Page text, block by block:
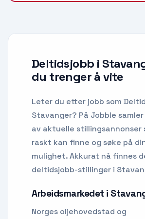
Deltidsjobb i
du trenger å vite
Leter du etter jobb som
Stavanger? På Jobble
av aktuelle stillingsannonser
raskt kan finne og søke på
mulighet.Akkurat nå finnes
deltidsjobb-stillinger i
Arbeidsmarkedet i
Norges oljehovedstad og